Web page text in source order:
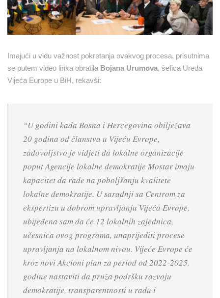
Imajući u vidu važnost pokretanja ovakvog procesa, prisutnima
se putem video linka obratila Bojana Urumova, šefica Ureda
Vijeća Europe u BiH, rekavši:
“U godini kada Bosna i Hercegovina obilježava
20 godina od članstva u Vijeću Evrope,
zadovoljstvo je vidjeti da lokalne organizacije
poput Agencije lokalne demokratije Mostar imaju
kapacitet da rade na poboljšanju kvalitete
lokalne demokratije. U saradnji sa Centrom za
ekspertizu u dobrom upravljanju Vijeća Evrope,
ubijeđena sam da će 12 lokalnih zajednica,
učesnica ovog programa, unaprijediti procese
upravljanja na lokalnom nivou. Vijeće Evrope će
kroz novi Akcioni plan za period od 2022-2025.
godine nastaviti da pruža podršku razvoju
demokratije, transparentnosti u radu i